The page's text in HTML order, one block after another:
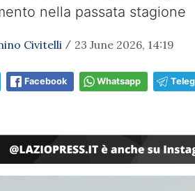
nella passata stagione
Civitelli / 23 June 2026, 14:19
Facebook Whatsapp